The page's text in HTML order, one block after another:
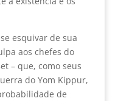
esquivar de sua
aos chefes do
– que, como seus
do Yom Kippur,
de